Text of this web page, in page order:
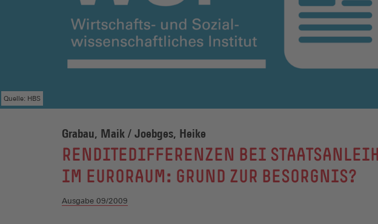
Quelle: HBS
Grabau, Maik / Joebges, Heike
:
RENDITEDIFFERENZEN BEI
IM EURORAUM: GRUND ZUR BESORGNIS?
Ausgabe 09/2009